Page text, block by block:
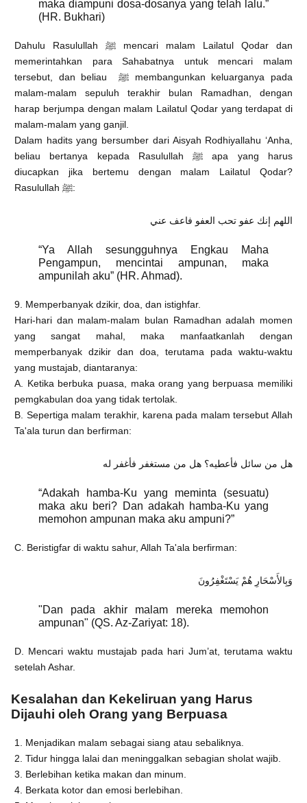
maka diampuni dosa-dosanya yang telah lalu.”
(HR. Bukhari)
Dahulu Rasulullah ﷺ mencari malam Lailatul Qodar dan
memerintahkan para Sahabatnya untuk mencari malam
tersebut, dan beliau ﷺ membangunkan keluarganya pada
malam-malam sepuluh terakhir bulan Ramadhan, dengan
harap berjumpa dengan malam Lailatul Qodar yang terdapat di
malam-malam yang ganjil.
Dalam hadits yang bersumber dari Aisyah Rodhiyallahu ‘Anha,
beliau bertanya kepada Rasulullah ﷺ apa yang harus
diucapkan jika bertemu dengan malam Lailatul Qodar?
Rasulullah ﷺ:
اللهم إنك عفو تحب العفو فاعف عني
“Ya Allah sesungguhnya Engkau Maha
Pengampun, mencintai ampunan, maka
ampunilah aku” (HR. Ahmad).
9. Memperbanyak dzikir, doa, dan istighfar.
Hari-hari dan malam-malam bulan Ramadhan adalah momen
yang sangat mahal, maka manfaatkanlah dengan
memperbanyak dzikir dan doa, terutama pada waktu-waktu
yang mustajab, diantaranya:
A. Ketika berbuka puasa, maka orang yang berpuasa memiliki
pemgkabulan doa yang tidak tertolak.
B. Sepertiga malam terakhir, karena pada malam tersebut Allah
Ta'ala turun dan berfirman:
هل من سائل فأعطيه؟ هل من مستغفر فأغفر له
“Adakah hamba-Ku yang meminta (sesuatu)
maka aku beri? Dan adakah hamba-Ku yang
memohon ampunan maka aku ampuni?”
C. Beristigfar di waktu sahur, Allah Ta'ala berfirman:
وَبِالأَسْحَارِ هُمْ يَسْتَغْفِرُونَ
"Dan pada akhir malam mereka memohon
ampunan" (QS. Az-Zariyat: 18).
D. Mencari waktu mustajab pada hari Jum’at, terutama waktu
setelah Ashar.
Kesalahan dan Kekeliruan yang Harus
Dijauhi oleh Orang yang Berpuasa
1. Menjadikan malam sebagai siang atau sebaliknya.
2. Tidur hingga lalai dan meninggalkan sebagian sholat wajib.
3. Berlebihan ketika makan dan minum.
4. Berkata kotor dan emosi berlebihan.